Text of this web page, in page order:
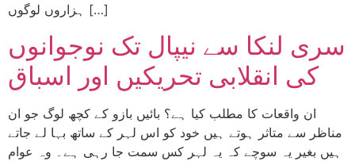
ہزاروں لوگوں […]
سری لنکا سے نیپال تک نوجوانوں
کی انقلابی تحریکیں اور اسباق
ان واقعات کا مطلب کیا ہے؟ بائیں بازو کے کچھ لوگ جو ان
مناظر سے متاثر ہوتے ہیں خود کو اس لہر کے ساتھ بہا لے جاتے
ہیں بغیر یہ سوچے کہ یہ لہر کس سمت جا رہی ہے۔ وہ عوام